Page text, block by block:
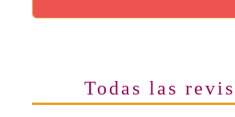
Todas las